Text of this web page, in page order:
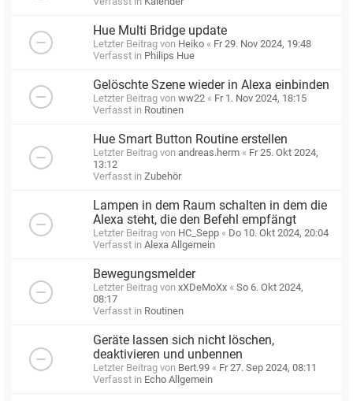
Hue Multi Bridge update
Letzter Beitrag von Heiko « Fr 29. Nov 2024, 19:48
Verfasst in Philips Hue
Gelöschte Szene wieder in Alexa einbinden
Letzter Beitrag von ww22 « Fr 1. Nov 2024, 18:15
Verfasst in Routinen
Hue Smart Button Routine erstellen
Letzter Beitrag von andreas.herm « Fr 25. Okt 2024,
13:12
Verfasst in Zubehör
Lampen in dem Raum schalten in dem die
Alexa steht, die den Befehl empfängt
Letzter Beitrag von HC_Sepp « Do 10. Okt 2024, 20:04
Verfasst in Alexa Allgemein
Bewegungsmelder
Letzter Beitrag von xXDeMoXx « So 6. Okt 2024,
08:17
Verfasst in Routinen
Geräte lassen sich nicht löschen,
deaktivieren und unbennen
Letzter Beitrag von Bert.99 « Fr 27. Sep 2024, 08:11
Verfasst in Echo Allgemein